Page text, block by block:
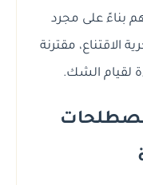
بناءً على مجرد
الاقتناع، مقترنة
لقيام الشك.